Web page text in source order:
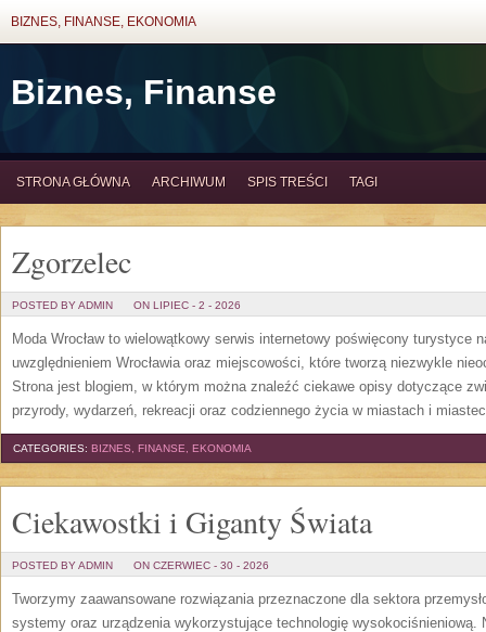
BIZNES, FINANSE, EKONOMIA
Biznes, Finanse
STRONA GŁÓWNA ARCHIWUM SPIS TREŚCI TAGI
Zgorzelec
POSTED BY ADMIN ON LIPIEC - 2 - 2026
Moda Wrocław to wielowątkowy serwis internetowy poświęcony turystyce
uwzględnieniem Wrocławia oraz miejscowości, które tworzą niezwykle
Strona jest blogiem, w którym można znaleźć ciekawe opisy dotyczące
przyrody, wydarzeń, rekreacji oraz codziennego życia w miastach i
CATEGORIES: BIZNES, FINANSE, EKONOMIA
Ciekawostki i Giganty Świata
POSTED BY ADMIN ON CZERWIEC - 30 - 2026
Tworzymy zaawansowane rozwiązania przeznaczone dla sektora
systemy oraz urządzenia wykorzystujące technologię wysokociśnieniową.